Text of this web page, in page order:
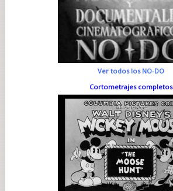
Ver todos los NO-DO
Cortometrajes completos